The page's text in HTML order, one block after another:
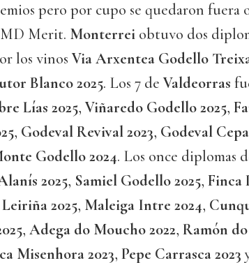
pero por cupo se quedaron fuera
Merit. Monterrei obtuvo dos
los vinos Via Arxentea Godello
Blanco 2025. Los 7 de Valdeorras
Lías 2025, Viñaredo Godello 2025,
, Godeval Revival 2023, Godeval
Godello 2024. Los once diplomas
2025, Samiel Godello 2025, Finca
2025, Maleiga Intre 2024,
, Adega do Moucho 2022, Ramón
Misenhora 2023, Pepe Carrasca 2023